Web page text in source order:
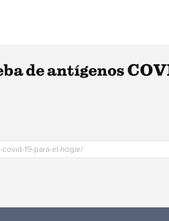
de antígenos